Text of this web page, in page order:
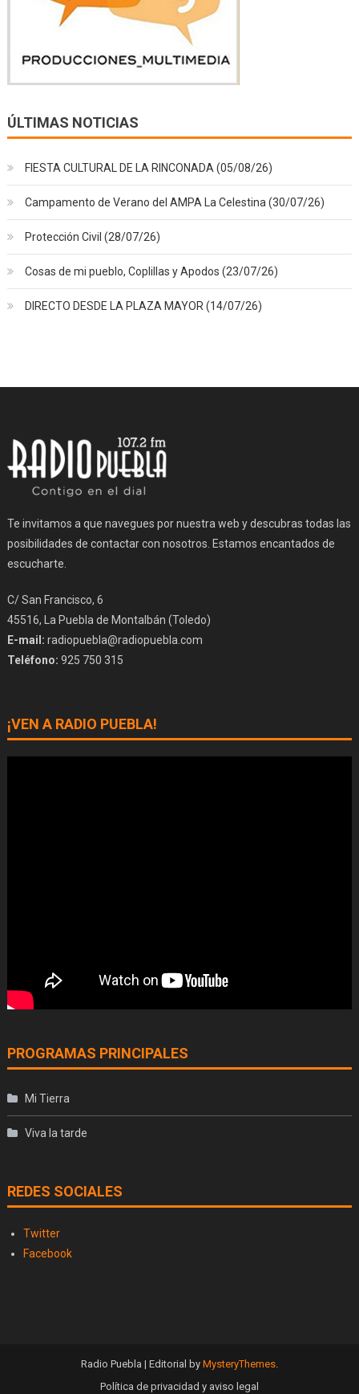
ÚLTIMAS NOTICIAS
FIESTA CULTURAL DE LA RINCONADA (05/08/26)
Campamento de Verano del AMPA La Celestina (30/07/26)
Protección Civil (28/07/26)
Cosas de mi pueblo, Coplillas y Apodos (23/07/26)
DIRECTO DESDE LA PLAZA MAYOR (14/07/26)
Te invitamos a que navegues por nuestra web y descubras todas las
posibilidades de contactar con nosotros. Estamos encantados de
escucharte.
C/ San Francisco, 6
45516, La Puebla de Montalbán (Toledo)
E-mail: radiopuebla@radiopuebla.com
Teléfono: 925 750 315
¡VEN A RADIO PUEBLA!
PROGRAMAS PRINCIPALES
Mi Tierra
Viva la tarde
REDES SOCIALES
Twitter
Facebook
Radio Puebla | Editorial by MysteryThemes.
Política de privacidad y aviso legal